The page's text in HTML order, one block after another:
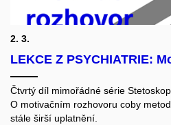
2. 3.
LEKCE Z PSYCHIATRIE:
Čtvrtý díl mimořádné série
O motivačním rozhovoru coby
stále širší uplatnění.